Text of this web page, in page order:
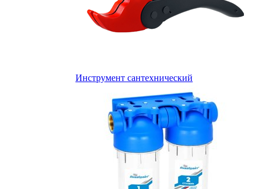
Инструмент сантехнический